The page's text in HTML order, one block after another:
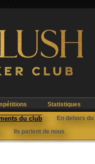
Statistiques
du club En dehors du
Ils parlent de nous